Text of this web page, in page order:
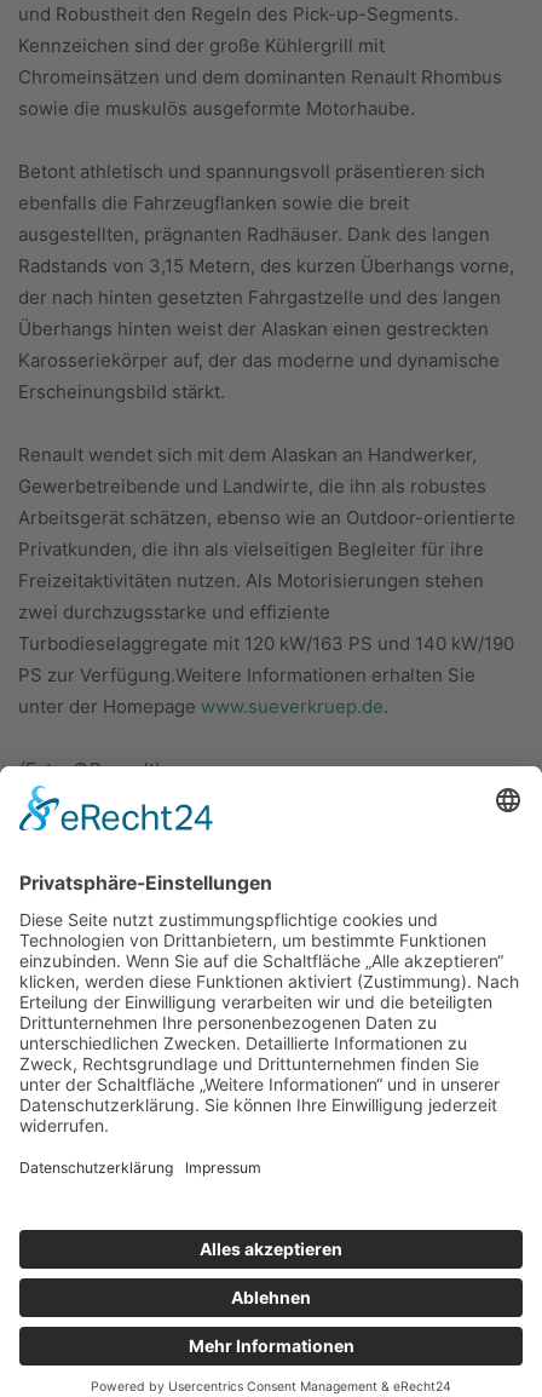
und Robustheit den Regeln des Pick-up-Segments.
Kennzeichen sind der große Kühlergrill mit
Chromeinsätzen und dem dominanten Renault Rhombus
sowie die muskulös ausgeformte Motorhaube.
Betont athletisch und spannungsvoll präsentieren sich
ebenfalls die Fahrzeugflanken sowie die breit
ausgestellten, prägnanten Radhäuser. Dank des langen
Radstands von 3,15 Metern, des kurzen Überhangs vorne,
der nach hinten gesetzten Fahrgastzelle und des langen
Überhangs hinten weist der Alaskan einen gestreckten
Karosseriekörper auf, der das moderne und dynamische
Erscheinungsbild stärkt.
Renault wendet sich mit dem Alaskan an Handwerker,
Gewerbetreibende und Landwirte, die ihn als robustes
Arbeitsgerät schätzen, ebenso wie an Outdoor-orientierte
Privatkunden, die ihn als vielseitigen Begleiter für ihre
Freizeitaktivitäten nutzen. Als Motorisierungen stehen
zwei durchzugsstarke und effiziente
Turbodieselaggregate mit 120 kW/163 PS und 140 kW/190
PS zur Verfügung.Weitere Informationen erhalten Sie
unter der Homepage www.sueverkruep.de.
(Foto: ©Renault)
ÜBER UNS
KIEL LOKAL
Carsten Frahm Verlag, Inhaber Carsten Frahm
24113 Kiel
Kontaktieren Sie uns:redaktion@kiellokal.de
Kontakt Impressum Datenschutz
Realisierung: brünger.media